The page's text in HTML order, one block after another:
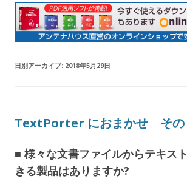
日別アーカイブ: 2018年5月29日
TextPorter におまかせ その
■ 様々な文書ファイルからテキス
きる製品はありますか?